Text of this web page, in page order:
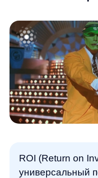
зарплаты, маркетинг,
Например, интернет-
потратил за месяц
операции и получил
ROI = ((800,000 —
= 60%.
ROI может быть
при длинных циклах
товар месяцами,
покупку.